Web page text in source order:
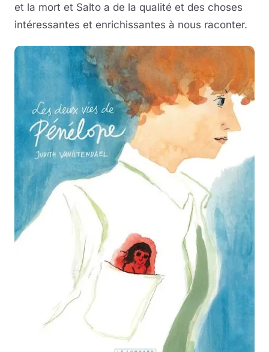
et la mort et Salto a de la qualité et des choses
intéressantes et enrichissantes à nous raconter.